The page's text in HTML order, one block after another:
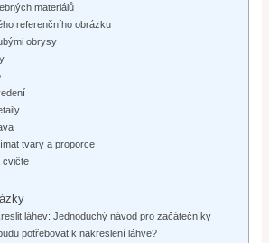
materiálů
referenčního obrázku
obrysy
tvary a proporce
cvičte
láhev: Jednoduchý návod pro začátečníky
potřebovat k nakreslení láhve?